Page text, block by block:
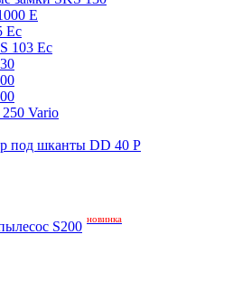
E
Ec
103 Ec
Vario
под шканты DD 40 P
S200 новинка